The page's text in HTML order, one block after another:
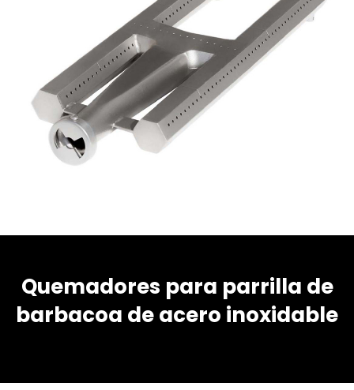
Quemadores para parrilla de
barbacoa de acero inoxidable